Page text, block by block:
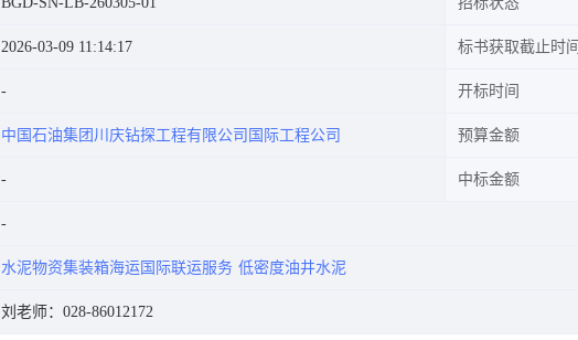
2026-03-09 11:14:17 标书获取截止时间
开标时间
中国石油集团川庆钻探工程有限公司国际工程公司 预算金额
中标金额
水泥物资集装箱海运国际联运服务 低密度油井水泥
刘老师：028-86012172